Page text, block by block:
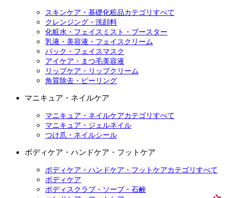
スキンケア・基礎化粧品カテゴリすべて
クレンジング・洗顔料
化粧水・フェイスミスト・ブースター
乳液・美容液・フェイスクリーム
パック・フェイスマスク
アイケア・まつ毛美容液
リップケア・リップクリーム
角質除去・ピーリング
マニキュア・ネイルケア
マニキュア・ネイルケアカテゴリすべて
マニキュア・ジェルネイル
つけ爪・ネイルシール
ボディケア・ハンドケア・フットケア
ボディケア・ハンドケア・フットケアカテゴリすべて
ボディケア
ボディスクラブ・ソープ・石鹸